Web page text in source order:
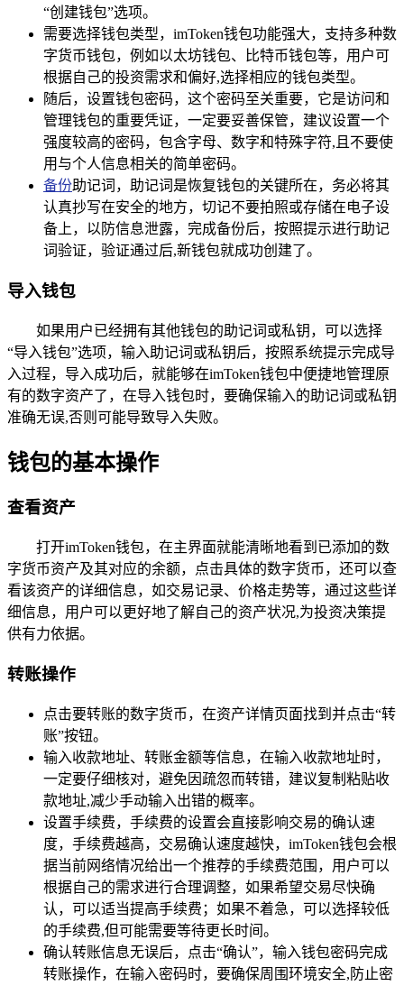
“创建钱包”选项。
需要选择钱包类型，imToken钱包功能强大，支持多种数
字货币钱包，例如以太坊钱包、比特币钱包等，用户可
根据自己的投资需求和偏好,选择相应的钱包类型。
随后，设置钱包密码，这个密码至关重要，它是访问和
管理钱包的重要凭证，一定要妥善保管，建议设置一个
强度较高的密码，包含字母、数字和特殊字符,且不要使
用与个人信息相关的简单密码。
备份助记词，助记词是恢复钱包的关键所在，务必将其
认真抄写在安全的地方，切记不要拍照或存储在电子设
备上，以防信息泄露，完成备份后，按照提示进行助记
词验证，验证通过后,新钱包就成功创建了。
导入钱包
如果用户已经拥有其他钱包的助记词或私钥，可以选择
“导入钱包”选项，输入助记词或私钥后，按照系统提示完成导
入过程，导入成功后，就能够在imToken钱包中便捷地管理原
有的数字资产了，在导入钱包时，要确保输入的助记词或私钥
准确无误,否则可能导致导入失败。
钱包的基本操作
查看资产
打开imToken钱包，在主界面就能清晰地看到已添加的数
字货币资产及其对应的余额，点击具体的数字货币，还可以查
看该资产的详细信息，如交易记录、价格走势等，通过这些详
细信息，用户可以更好地了解自己的资产状况,为投资决策提
供有力依据。
转账操作
点击要转账的数字货币，在资产详情页面找到并点击“转
账”按钮。
输入收款地址、转账金额等信息，在输入收款地址时，
一定要仔细核对，避免因疏忽而转错，建议复制粘贴收
款地址,减少手动输入出错的概率。
设置手续费，手续费的设置会直接影响交易的确认速
度，手续费越高，交易确认速度越快，imToken钱包会根
据当前网络情况给出一个推荐的手续费范围，用户可以
根据自己的需求进行合理调整，如果希望交易尽快确
认，可以适当提高手续费；如果不着急，可以选择较低
的手续费,但可能需要等待更长时间。
确认转账信息无误后，点击“确认”，输入钱包密码完成
转账操作，在输入密码时，要确保周围环境安全,防止密